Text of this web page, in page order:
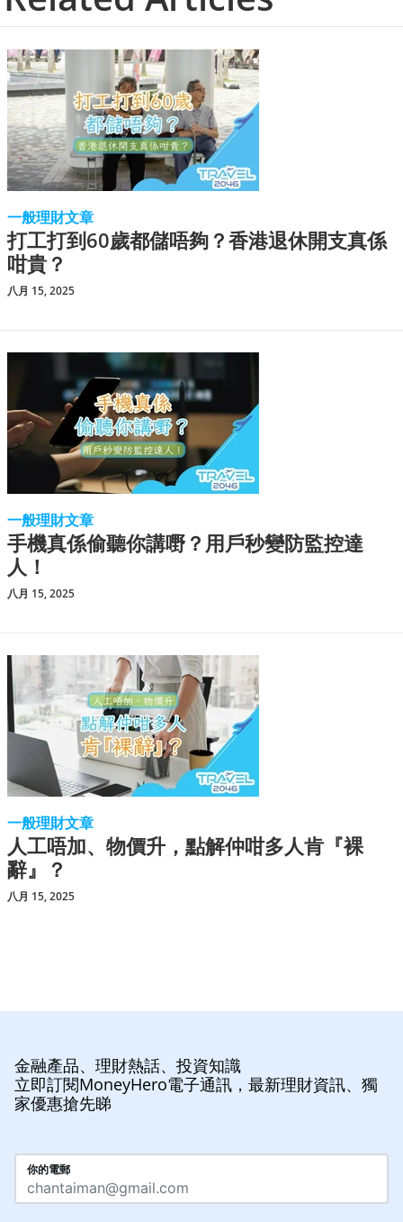
一般理財文章
打工打到60歲都儲唔夠？香港退休開支真係
咁貴？
八月 15, 2025
一般理財文章
手機真係偷聽你講嘢？用戶秒變防監控達
人！
八月 15, 2025
一般理財文章
人工唔加、物價升，點解仲咁多人肯『裸
辭』？
八月 15, 2025
金融產品、理財熱話、投資知識
立即訂閱MoneyHero電子通訊，最新理財資訊、獨
家優惠搶先睇